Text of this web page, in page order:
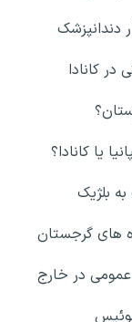
دندانپزشک
کانادا
یا کانادا؟
بلژیک
های گرجستان
در خارج